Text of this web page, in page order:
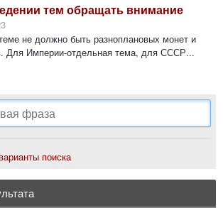
тем обращать внимание
не должно быть разноплановых монет и
Для Империи-отдельная тема, для СССР...
поиска